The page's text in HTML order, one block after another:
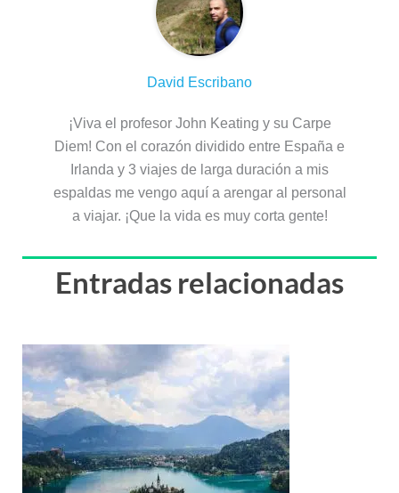
David Escribano
¡Viva el profesor John Keating y su Carpe
Diem! Con el corazón dividido entre España e
Irlanda y 3 viajes de larga duración a mis
espaldas me vengo aquí a arengar al personal
a viajar. ¡Que la vida es muy corta gente!
Entradas relacionadas